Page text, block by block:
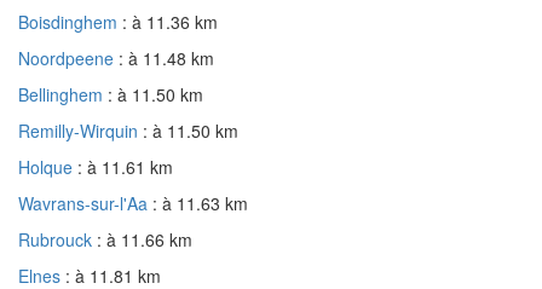
Boisdinghem : à 11.36 km
Noordpeene : à 11.48 km
Bellinghem : à 11.50 km
Remilly-Wirquin : à 11.50 km
Holque : à 11.61 km
Wavrans-sur-l'Aa : à 11.63 km
Rubrouck : à 11.66 km
Elnes : à 11.81 km